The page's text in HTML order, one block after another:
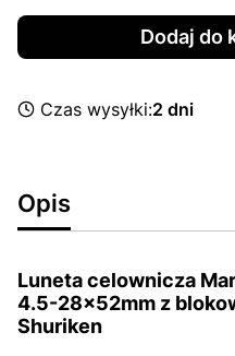
Dodaj do
Czas wysyłki:2 dni
Opis
Luneta celownicza
4.5-28x52mm z
Shuriken